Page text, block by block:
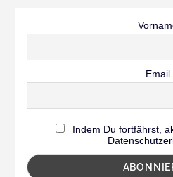
Email
Indem Du fortfährst,